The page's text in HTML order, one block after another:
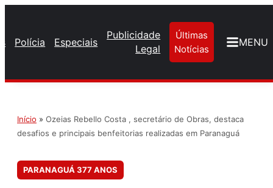
Polícia Especiais
Publicidade
Legal
Últimas
Notícias
MENU
Início » Ozeias Rebello Costa , secretário de Obras, destaca
desafios e principais benfeitorias realizadas em Paranaguá
PARANAGUÁ 377 ANOS